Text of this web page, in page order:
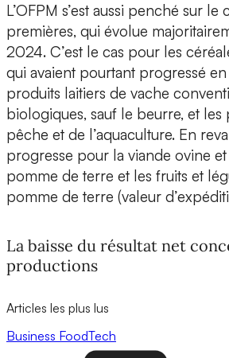
L’OFPM s’est aussi penché sur le
premières, qui évolue
2024. C’est le cas pour les
qui avaient pourtant progressé
produits laitiers de vache
biologiques, sauf le beurre, et les
pêche et de l’aquaculture. En
progresse pour la viande ovine
pomme de terre et les fruits et
pomme de terre (valeur
La baisse du résultat net
productions
Articles les plus lus
Business FoodTech